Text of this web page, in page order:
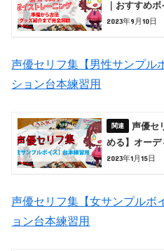
｜おすすめ
2023年9月10日
声優セリフ集【男性サンプル
ション台本練習用
声優セ
める】オーデ
2023年1月15日
声優セリフ集【女サンプルボ
ョン台本練習用